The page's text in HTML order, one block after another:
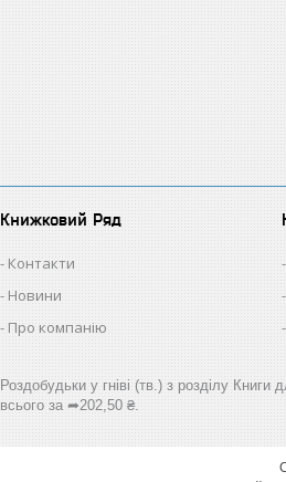
Книжковий Ряд
Контакти
Новини
Про компанію
Роздобудьки у гніві (тв.) з розділу
всього за ➦202,50 ₴.